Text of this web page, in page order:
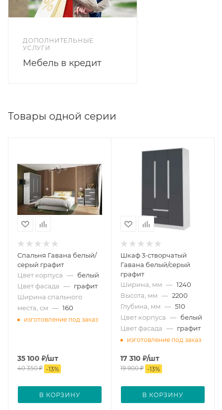
ДОПОЛНИТЕЛЬНЫЕ
УСЛУГИ
Мебель в кредит
Товары одной серии
Спальня Гавана белый/
серый графит
Цвет корпуса — белый
Цвет фасада — графит
Ширина спального
места, см — 160
изготовление под заказ
35 100 ₽/шт
40 350₽ -13%
В КОРЗИНУ
Шкаф 3-створчатый
Гавана белый/серый
графит
Ширина, мм — 1240
Высота, мм — 2200
Глубина, мм — 510
Цвет корпуса — белый
Цвет фасада — графит
изготовление под заказ
17 310 ₽/шт
19 900₽ -13%
В КОРЗИНУ